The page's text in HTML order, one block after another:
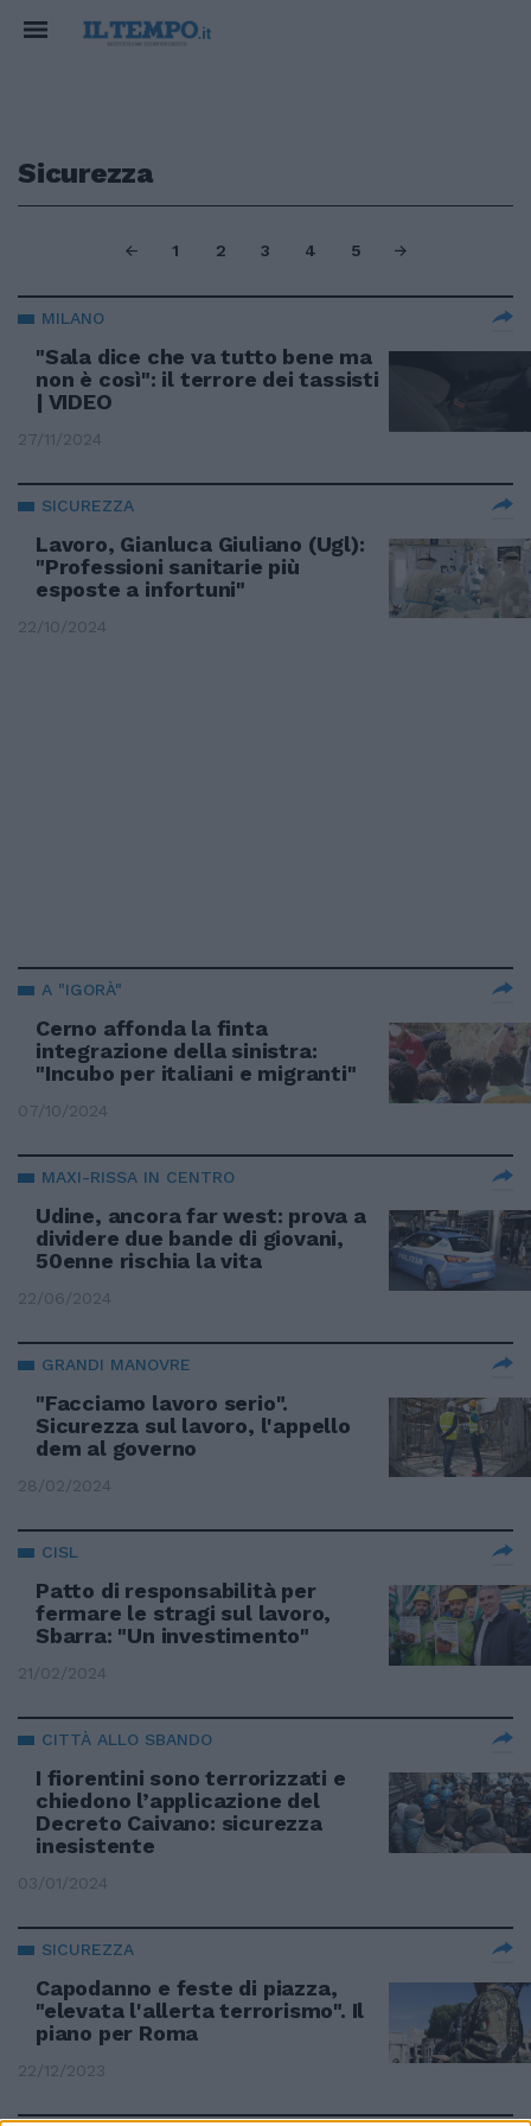
Sicurezza
1 2 3 4 5
MILANO
"Sala dice che va tutto bene ma
non è così": il terrore dei tassisti
| VIDEO
27/11/2024
SICUREZZA
Lavoro, Gianluca Giuliano (Ugl):
"Professioni sanitarie più
esposte a infortuni"
22/10/2024
A "IGORÀ"
Cerno affonda la finta
integrazione della sinistra:
"Incubo per italiani e migranti"
07/10/2024
MAXI-RISSA IN CENTRO
Udine, ancora far west: prova a
dividere due bande di giovani,
50enne rischia la vita
22/06/2024
GRANDI MANOVRE
"Facciamo lavoro serio".
Sicurezza sul lavoro, l'appello
dem al governo
28/02/2024
CISL
Patto di responsabilità per
fermare le stragi sul lavoro,
Sbarra: "Un investimento"
21/02/2024
CITTÀ ALLO SBANDO
I fiorentini sono terrorizzati e
chiedono l’applicazione del
Decreto Caivano: sicurezza
inesistente
03/01/2024
SICUREZZA
Capodanno e feste di piazza,
"elevata l'allerta terrorismo". Il
piano per Roma
22/12/2023